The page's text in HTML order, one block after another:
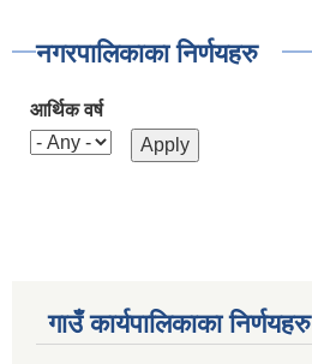
नगरपालिकाका निर्णयहरु
आर्थिक वर्ष
गाउँ कार्यपालिकाका निर्णयहरु